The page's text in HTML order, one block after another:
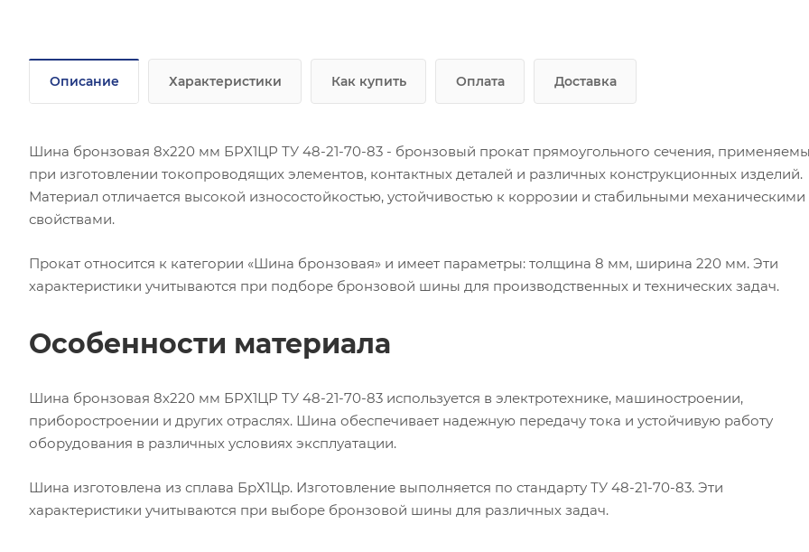
Описание Характеристики Как купить Оплата Доставка
Шина бронзовая 8х220 мм БРХ1ЦР ТУ 48-21-70-83 - бронзовый прокат прямоугольного сечения,
при изготовлении токопроводящих элементов, контактных деталей и различных конструкционных изделий.
Материал отличается высокой износостойкостью, устойчивостью к коррозии и стабильными механическими
свойствами.
Прокат относится к категории «Шина бронзовая» и имеет параметры: толщина 8 мм, ширина 220 мм. Эти
характеристики учитываются при подборе бронзовой шины для производственных и технических задач.
Особенности материала
Шина бронзовая 8х220 мм БРХ1ЦР ТУ 48-21-70-83 используется в электротехнике, машиностроении,
приборостроении и других отраслях. Шина обеспечивает надежную передачу тока и устойчивую работу
оборудования в различных условиях эксплуатации.
Шина изготовлена из сплава БрХ1Цр. Изготовление выполняется по стандарту ТУ 48-21-70-83. Эти
характеристики учитываются при выборе бронзовой шины для различных задач.